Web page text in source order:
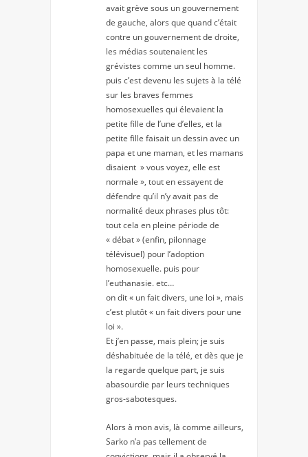
avait grève sous un gouvernement
de gauche, alors que quand c’était
contre un gouvernement de droite,
les médias soutenaient les
grévistes comme un seul homme.
puis c’est devenu les sujets à la télé
sur les braves femmes
homosexuelles qui élevaient la
petite fille de l’une d’elles, et la
petite fille faisait un dessin avec un
papa et une maman, et les mamans
disaient » vous voyez, elle est
normale », tout en essayent de
défendre qu’il n’y avait pas de
normalité deux phrases plus tôt:
tout cela en pleine période de
« débat » (enfin, pilonnage
télévisuel) pour l’adoption
homosexuelle. puis pour
l’euthanasie. etc…
on dit « un fait divers, une loi », mais
c’est plutôt « un fait divers pour une
loi ».
Et j’en passe, mais plein; je suis
déshabituée de la télé, et dès que je
la regarde quelque part, je suis
abasourdie par leurs techniques
gros-sabotesques.
Alors à mon avis, là comme ailleurs,
Sarko n’a pas tellement de